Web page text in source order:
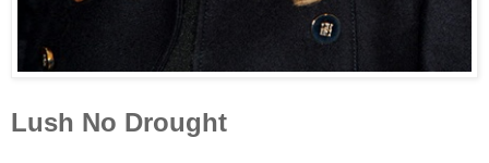
Lush No Drought